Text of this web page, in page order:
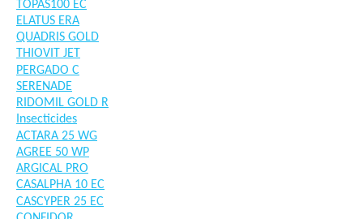
TOPAS100 EC
ELATUS ERA
QUADRIS GOLD
THIOVIT JET
PERGADO C
SERENADE
RIDOMIL GOLD R
Insecticides
ACTARA 25 WG
AGREE 50 WP
ARGICAL PRO
CASALPHA 10 EC
CASCYPER 25 EC